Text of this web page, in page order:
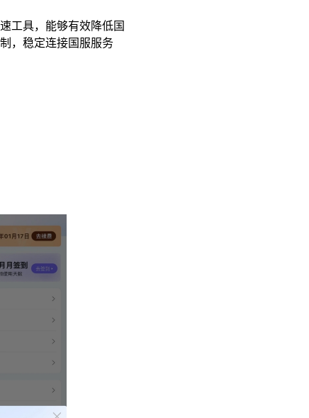
工具，能够有效降低国
，稳定连接国服服务